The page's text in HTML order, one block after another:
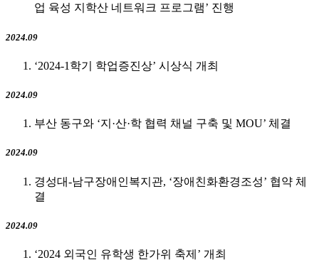
업 육성 지학산 네트워크 프로그램’ 진행
2024.09
‘2024-1학기 학업증진상’ 시상식 개최
2024.09
부산 동구와 ‘지·산·학 협력 채널 구축 및 MOU’ 체결
2024.09
경성대-남구장애인복지관, ‘장애친화환경조성’ 협약 체
결
2024.09
‘2024 외국인 유학생 한가위 축제’ 개최